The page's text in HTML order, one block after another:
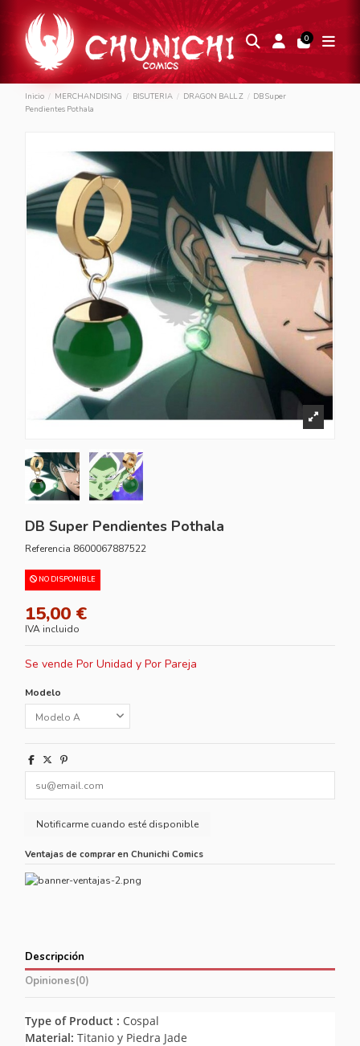
0
Inicio MERCHANDISING BISUTERIA DRAGON BALL Z
DB Super
Pendientes Pothala
DB Super Pendientes Pothala
Referencia 8600067887522
NO DISPONIBLE
15,00 €
IVA incluido
Se vende Por Unidad y Por Pareja
Modelo
Ventajas de comprar en Chunichi Comics
Descripción
Opiniones(0)
Type of Product : Cospal
Material: Titanio y Piedra Jade